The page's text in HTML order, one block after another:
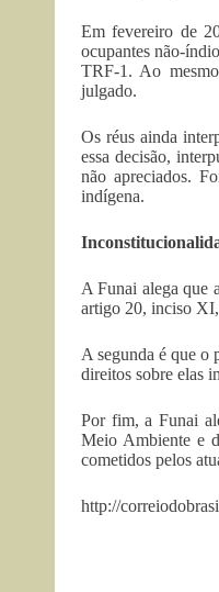
Em fevereiro de
ocupantes não-
TRF-1. Ao
julgado.
Os réus ainda
essa decisão,
não apreciados.
indígena.
A Funai alega que
artigo 20, inciso XI,
A segunda é que o
direitos sobre elas
Por fim, a Funai
Meio Ambiente e
cometidos pelos
http://